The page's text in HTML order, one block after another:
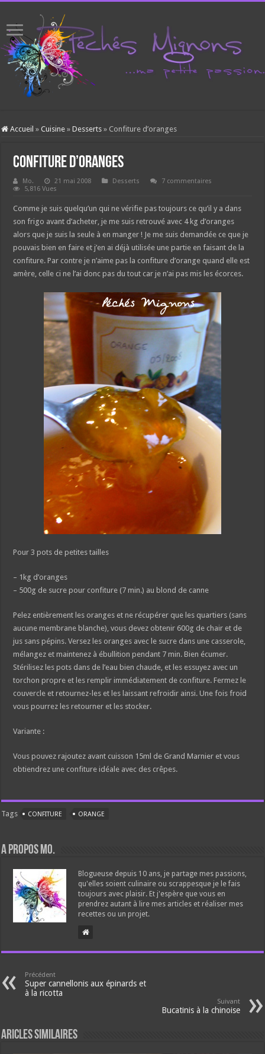
Accueil » Cuisine » Desserts » Confiture d’oranges
Confiture d’oranges
Mo. 21 mai 2008 Desserts
7 commentaires
5,816 Vues
Comme je suis quelqu’un qui ne vérifie pas toujours ce qu’il y a dans
son frigo avant d’acheter, je me suis retrouvé avec 4 kg d’oranges
alors que je suis la seule à en manger ! Je me suis demandée ce que je
pouvais bien en faire et j’en ai déjà utilisée une partie en faisant de la
confiture. Par contre je n’aime pas la confiture d’orange quand elle est
amère, celle ci ne l’ai donc pas du tout car je n’ai pas mis les écorces.
Pour 3 pots de petites tailles
– 1kg d’oranges
– 500g de sucre pour confiture (7 min.) au blond de canne
Pelez entièrement les oranges et ne récupérer que les quartiers (sans
aucune membrane blanche), vous devez obtenir 600g de chair et de
jus sans pépins. Versez les oranges avec le sucre dans une casserole,
mélangez et maintenez à ébullition pendant 7 min. Bien écumer.
Stérilisez les pots dans de l’eau bien chaude, et les essuyez avec un
torchon propre et les remplir immédiatement de confiture. Fermez le
couvercle et retournez-les et les laissant refroidir ainsi. Une fois froid
vous pourrez les retourner et les stocker.
Variante :
Vous pouvez rajoutez avant cuisson 15ml de Grand Marnier et vous
obtiendrez une confiture idéale avec des crêpes.
Tags CONFITURE ORANGE
A propos Mo.
Blogueuse depuis 10 ans, je partage mes passions,
qu'elles soient culinaire ou scrappesque je le fais
toujours avec plaisir. Et j'espère que vous en
prendrez autant à lire mes articles et réaliser mes
recettes ou un projet.
Précédent
Super cannellonis aux épinards et
à la ricotta
Suivant
Bucatinis à la chinoise
Aricles similaires